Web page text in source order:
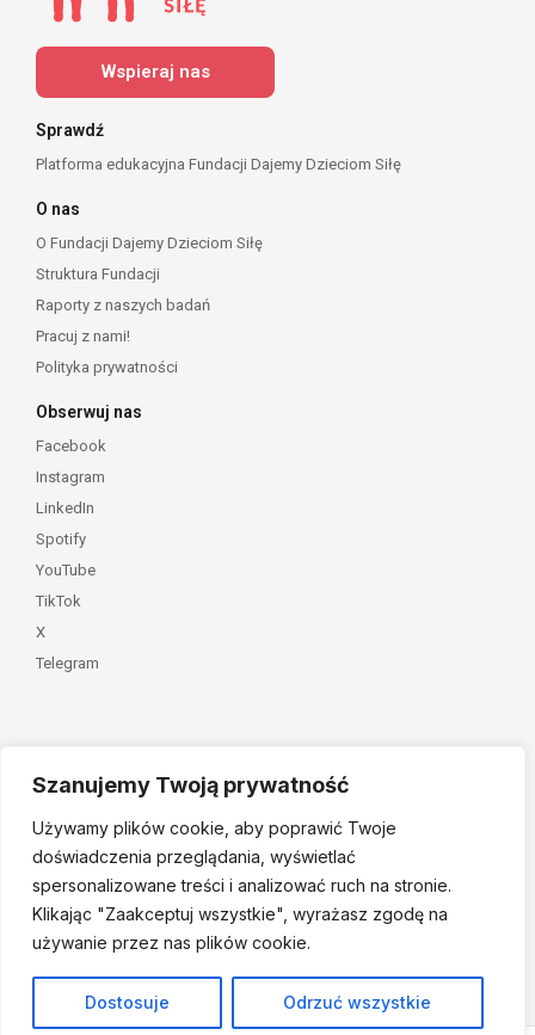
Szanujemy Twoją prywatność
Używamy plików cookie, aby poprawić Twoje
doświadczenia przeglądania, wyświetlać
spersonalizowane treści i analizować ruch na stronie.
Klikając "Zaakceptuj wszystkie", wyrażasz zgodę na
używanie przez nas plików cookie.
Dostosuje Odrzuć wszystkie
Wspieraj nas
Sprawdź
Platforma edukacyjna Fundacji Dajemy Dzieciom Siłę
O nas
O Fundacji Dajemy Dzieciom Siłę
Struktura Fundacji
Raporty z naszych badań
Pracuj z nami!
Polityka prywatności
Obserwuj nas
Facebook
Instagram
LinkedIn
Spotify
YouTube
TikTok
X
Telegram
Należymy do
© 2026 Fundacja Dajemy Dzieciom Siłę • Projekt:nordmind.pl